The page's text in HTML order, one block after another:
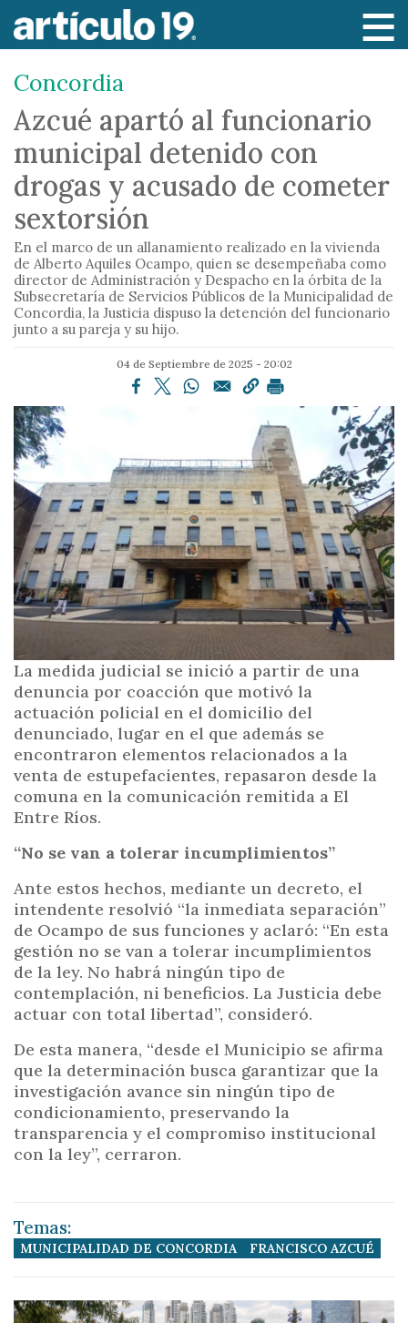
a
l
o
e
n
i
c
i
p
l
Concordia
Azcué apartó al funcionario
municipal detenido con
drogas y acusado de cometer
sextorsión
En el marco de un allanamiento realizado en la vivienda
de Alberto Aquiles Ocampo, quien se desempeñaba como
director de Administración y Despacho en la órbita de la
Subsecretaría de Servicios Públicos de la Municipalidad de
Concordia, la Justicia dispuso la detención del funcionario
junto a su pareja y su hijo.
04 de Septiembre de 2025 - 20:02
La medida judicial se inició a partir de una
denuncia por coacción que motivó la
actuación policial en el domicilio del
denunciado, lugar en el que además se
encontraron elementos relacionados a la
venta de estupefacientes, repasaron desde la
comuna en la comunicación remitida a El
Entre Ríos.
“No se van a tolerar incumplimientos”
Ante estos hechos, mediante un decreto, el
intendente resolvió “la inmediata separación”
de Ocampo de sus funciones y aclaró: “En esta
gestión no se van a tolerar incumplimientos
de la ley. No habrá ningún tipo de
contemplación, ni beneficios. La Justicia debe
actuar con total libertad”, consideró.
De esta manera, “desde el Municipio se afirma
que la determinación busca garantizar que la
investigación avance sin ningún tipo de
condicionamiento, preservando la
transparencia y el compromiso institucional
con la ley”, cerraron.
Temas:
MUNICIPALIDAD DE CONCORDIA FRANCISCO AZCUÉ